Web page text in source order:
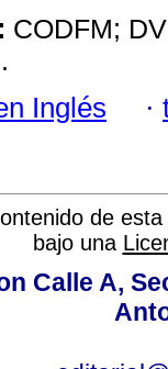
CODFM;
Inglés ·
de
bajo una
Calle A,